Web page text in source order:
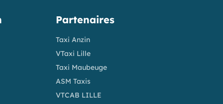
Partenaires
Taxi Anzin
VTaxi Lille
Taxi Maubeuge
ASM Taxis
VTCAB LILLE